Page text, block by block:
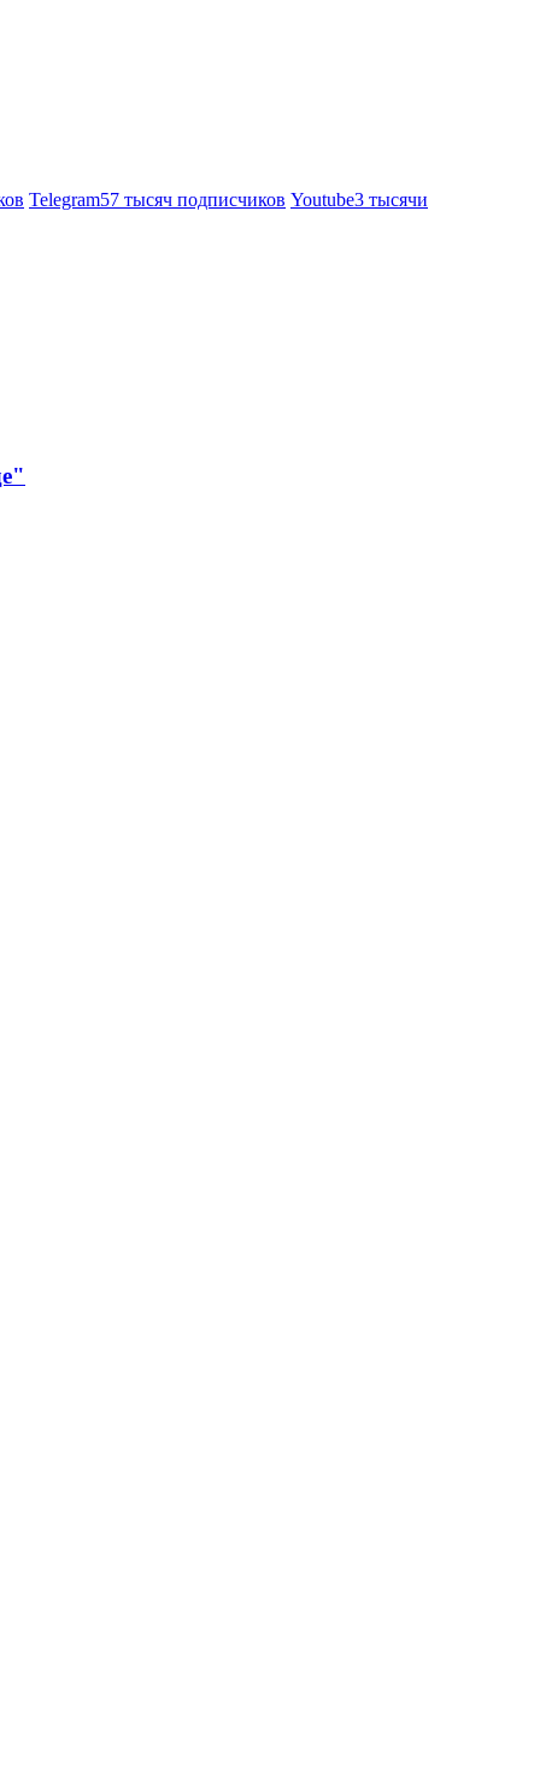
Telegram57 тысяч подписчиков Youtube3 тысячи